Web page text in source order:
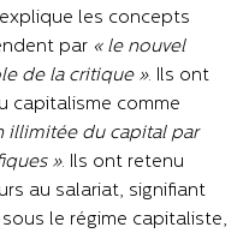
les concepts
par « le nouvel
de la critique ». Ils ont
capitalisme comme
illimitée du capital par
». Ils ont retenu
au salariat, signifiant
le régime capitaliste,